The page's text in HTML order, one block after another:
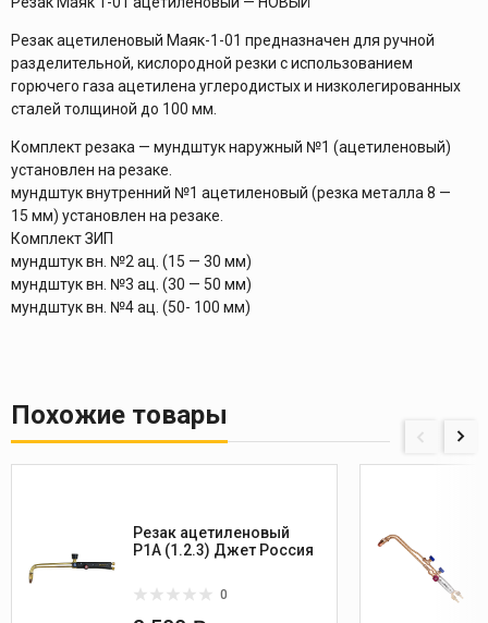
Резак ацетиленовый Маяк-1-01 предназначен для ручной
разделительной, кислородной резки с использованием
горючего газа ацетилена углеродистых и низколегированных
сталей толщиной до 100 мм.
Комплект резака — мундштук наружный №1 (ацетиленовый)
установлен на резаке.
мундштук внутренний №1 ацетиленовый (резка металла 8 —
15 мм) установлен на резаке.
Комплект ЗИП
мундштук вн. №2 ац. (15 — 30 мм)
мундштук вн. №3 ац. (30 — 50 мм)
мундштук вн. №4 ац. (50- 100 мм)
Похожие товары
Резак ацетиленовый
Р1А (1.2.3) Джет Россия
0